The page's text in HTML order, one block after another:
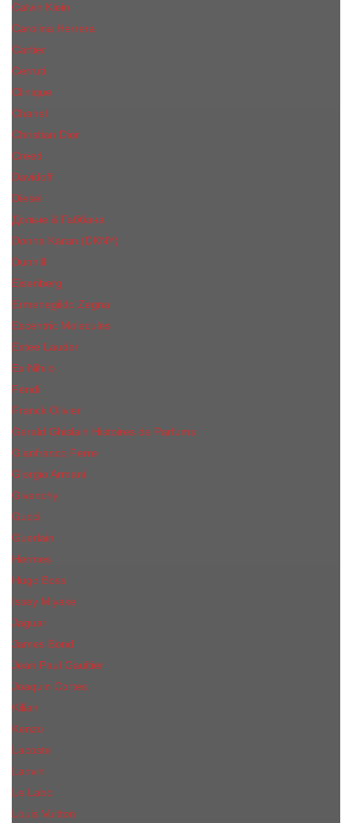
Calvin Klein
Carolina Herrera
Cartier
Cerruti
Сliniquе
Chanel
Christian Dior
Creed
Davidoff
Diesel
Дольче & Габбана
Donna Karan (DKNY)
Dunhill
Eisenberg
Ermenegildo Zegna
Escentric Molecules
Еsteе Lаudеr
Ex Nihilo
Fendi
Franck Olivier
Gerald Ghislain Histoires de Parfums
Gianfranco Ferre
Giorgio Armani
Givenchy
Gucci
Guerlain
Hermes
Hugo Boss
Issey Miyake
Jaguar
James Bond
Jean Paul Gaultier
Joaquin Сortes
Kilian
Kenzo
Lacoste
Lanvin
Le Labo
Louis Vuitton